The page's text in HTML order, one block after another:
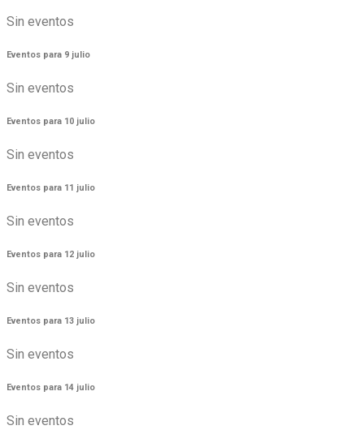
Sin eventos
Eventos para 9 julio
Sin eventos
Eventos para 10 julio
Sin eventos
Eventos para 11 julio
Sin eventos
Eventos para 12 julio
Sin eventos
Eventos para 13 julio
Sin eventos
Eventos para 14 julio
Sin eventos